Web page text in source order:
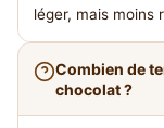
léger, mais moins
Combien de
chocolat ?